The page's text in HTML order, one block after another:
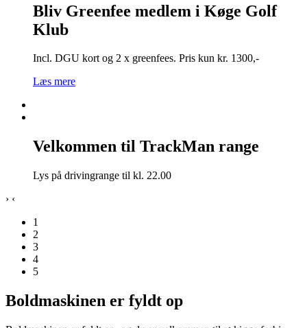
Bliv Greenfee medlem i Køge Golf
Klub
Incl. DGU kort og 2 x greenfees. Pris kun kr. 1300,-
Læs mere
Velkommen til TrackMan range
Lys på drivingrange til kl. 22.00
› ‹
1
2
3
4
5
Boldmaskinen er fyldt op